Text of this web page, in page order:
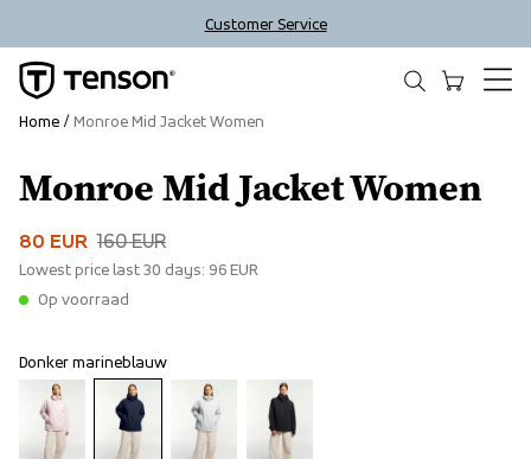
Customer Service
Monroe Mid Jacket Women
80 EUR 160 EUR
Lowest price last 30 days: 96 EUR
Op voorraad
Donker marineblauw
Home Monroe Mid Jacket Women
Sale